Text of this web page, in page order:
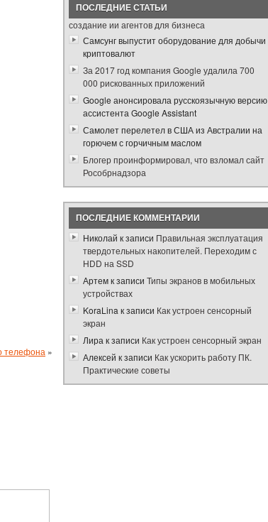
телефона »
ПОСЛЕДНИЕ СТАТЬИ
создание ии агентов для бизнеса
Самсунг выпустит оборудование для добычи
криптовалют
За 2017 год компания Google удалила 700
000 рискованных приложений
Google анонсировала русскоязычную версию
ассистента Google Assistant
Самолет перелетел в США из Австралии на
горючем с горчичным маслом
Блогер проинформировал, что взломал сайт
Рособрнадзора
ПОСЛЕДНИЕ КОММЕНТАРИИ
Николай к записи Правильная эксплуатация
твердотельных накопителей. Переходим с
HDD на SSD
Артемк записи Типы экранов в мобильных
устройствах
KoraLina к записи Как устроен сенсорный
экран
Лира к записи Как устроен сенсорный экран
Алексей к записи Как ускорить работу ПК.
Практические советы